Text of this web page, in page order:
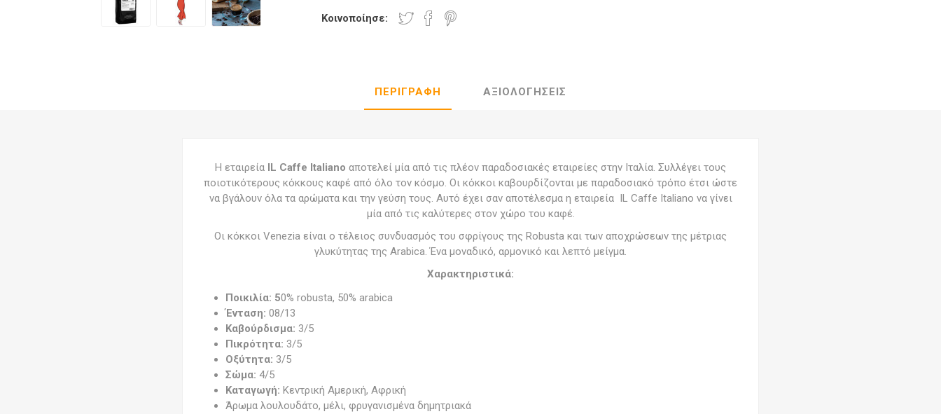
Κοινοποίησε:
ΠΕΡΙΓΡΑΦΉ ΑΞΙΟΛΟΓΉΣΕΙΣ
Η εταιρεία IL Caffe Italiano αποτελεί μία από τις πλέον παραδοσιακές εταιρείες στην Ιταλία. Συλλέγει τους
ποιοτικότερους κόκκους καφέ από όλο τον κόσμο. Οι κόκκοι καβουρδίζονται με παραδοσιακό τρόπο έτσι ώστε
να βγάλουν όλα τα αρώματα και την γεύση τους. Αυτό έχει σαν αποτέλεσμα η εταιρεία IL Caffe Italiano να γίνει
μία από τις καλύτερες στον χώρο του καφέ.
Οι κόκκοι Venezia είναι ο τέλειος συνδυασμός του σφρίγους της Robusta και των αποχρώσεων της μέτριας
γλυκύτητας της Arabica. Ένα μοναδικό, αρμονικό και λεπτό μείγμα.
Χαρακτηριστικά:
Ποικιλία: 50% robusta, 50% arabica
Ένταση:08/13
Καβούρδισμα: 3/5
Πικρότητα: 3/5
Οξύτητα: 3/5
Σώμα: 4/5
Καταγωγή: Κεντρική Αμερική, Αφρική
Άρωμα λουλουδάτο, μέλι, φρυγανισμένα δημητριακά